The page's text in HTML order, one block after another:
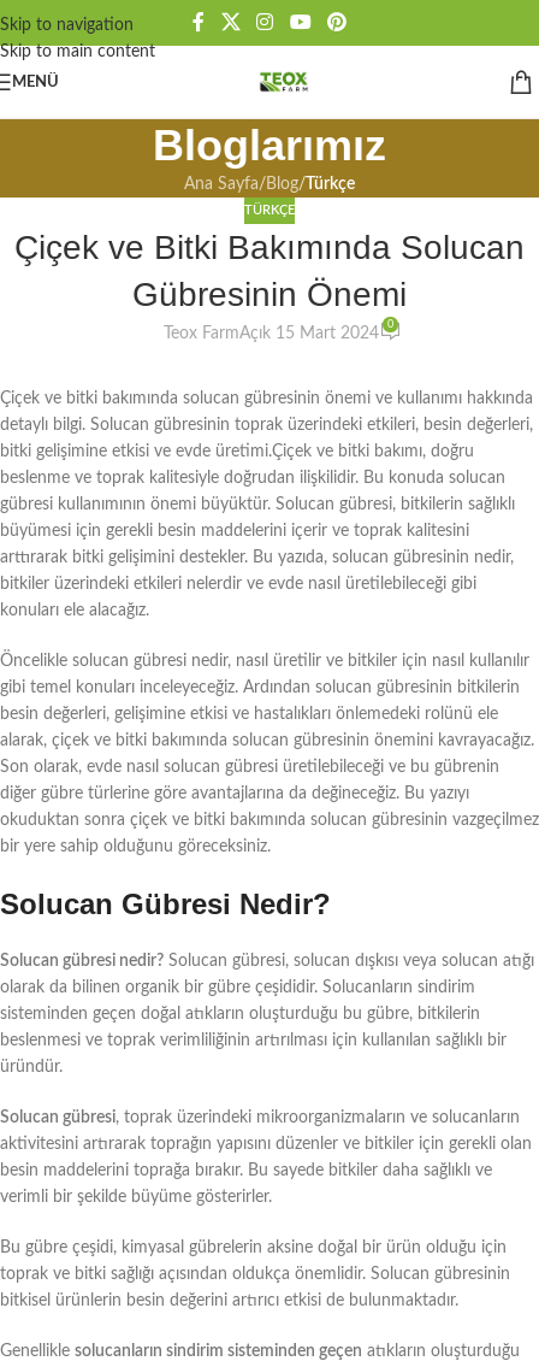
Skip to navigation
Skip to main content
MENÜ
Bloglarımız
Ana Sayfa/ Blog/ Türkçe
TÜRKÇE
Çiçek ve Bitki Bakımında Solucan
Gübresinin Önemi
Teox FarmAçık 15 Mart 2024
0
Çiçek ve bitki bakımında solucan gübresinin önemi ve kullanımı hakkında
detaylı bilgi. Solucan gübresinin toprak üzerindeki etkileri, besin değerleri,
bitki gelişimine etkisi ve evde üretimi.Çiçek ve bitki bakımı, doğru
beslenme ve toprak kalitesiyle doğrudan ilişkilidir. Bu konuda solucan
gübresi kullanımının önemi büyüktür. Solucan gübresi, bitkilerin sağlıklı
büyümesi için gerekli besin maddelerini içerir ve toprak kalitesini
arttırarak bitki gelişimini destekler. Bu yazıda, solucan gübresinin nedir,
bitkiler üzerindeki etkileri nelerdir ve evde nasıl üretilebileceği gibi
konuları ele alacağız.
Öncelikle solucan gübresi nedir, nasıl üretilir ve bitkiler için nasıl kullanılır
gibi temel konuları inceleyeceğiz. Ardından solucan gübresinin bitkilerin
besin değerleri, gelişimine etkisi ve hastalıkları önlemedeki rolünü ele
alarak, çiçek ve bitki bakımında solucan gübresinin önemini kavrayacağız.
Son olarak, evde nasıl solucan gübresi üretilebileceği ve bu gübrenin
diğer gübre türlerine göre avantajlarına da değineceğiz. Bu yazıyı
okuduktan sonra çiçek ve bitki bakımında solucan gübresinin vazgeçilmez
bir yere sahip olduğunu göreceksiniz.
Solucan Gübresi Nedir?
Solucan gübresi nedir? Solucan gübresi, solucan dışkısı veya solucan atığı
olarak da bilinen organik bir gübre çeşididir. Solucanların sindirim
sisteminden geçen doğal atıkların oluşturduğu bu gübre, bitkilerin
beslenmesi ve toprak verimliliğinin artırılması için kullanılan sağlıklı bir
üründür.
Solucan gübresi, toprak üzerindeki mikroorganizmaların ve solucanların
aktivitesini artırarak toprağın yapısını düzenler ve bitkiler için gerekli olan
besin maddelerini toprağa bırakır. Bu sayede bitkiler daha sağlıklı ve
verimli bir şekilde büyüme gösterirler.
Bu gübre çeşidi, kimyasal gübrelerin aksine doğal bir ürün olduğu için
toprak ve bitki sağlığı açısından oldukça önemlidir. Solucan gübresinin
bitkisel ürünlerin besin değerini artırıcı etkisi de bulunmaktadır.
Genellikle solucanların sindirim sisteminden geçen atıkların oluşturduğu